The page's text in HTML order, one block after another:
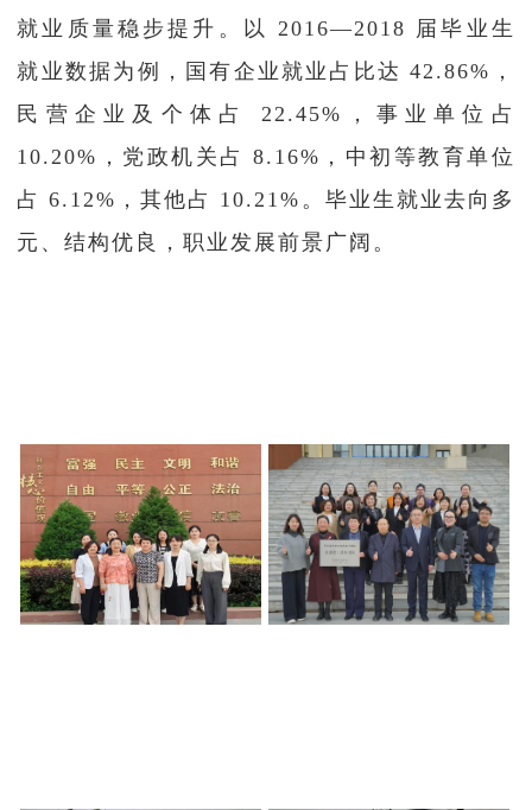
就业质量稳步提升。以 2016—2018 届毕业生
就业数据为例，国有企业就业占比达 42.86%，
民营企业及个体占 22.45%，事业单位占
10.20%，党政机关占 8.16%，中初等教育单位
占 6.12%，其他占 10.21%。毕业生就业去向多
元、结构优良，职业发展前景广阔。